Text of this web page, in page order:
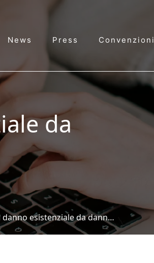
News Press Convenzioni
da
Cosa è il danno esistenziale da danno fisico